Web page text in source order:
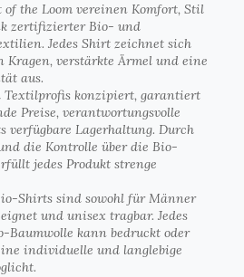
the Loom vereinen Komfort, Stil
zertifizierter Bio- und
Jedes Shirt zeichnet sich
Kragen, verstärkte Ärmel und eine
aus.
Textilprofis konzipiert, garantiert
Preise, verantwortungsvolle
verfügbare Lagerhaltung. Durch
die Kontrolle über die Bio-
jedes Produkt strenge
Shirts sind sowohl für Männer
und unisex tragbar. Jedes
Baumwolle kann bedruckt oder
individuelle und langlebige